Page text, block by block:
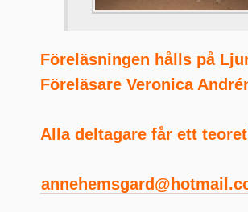
Föreläsningen hålls på
Föreläsare Veronica
Alla deltagare får ett